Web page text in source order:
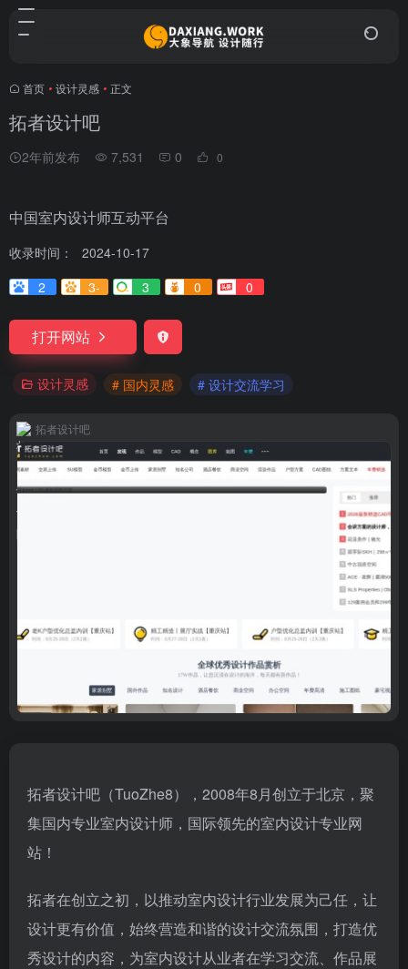
首页 • 设计灵感 • 正文
拓者设计吧
2年前发布 7,531 0 0
中国室内设计师互动平台
收录时间：
2024-10-17
2
3- 3 0 0
打开网站
设计灵感 # 国内灵感 # 设计交流学习
拓者设计吧
拓者设计吧（TuoZhe8），2008年8月创立于北京，聚
集国内专业室内设计师，国际领先的室内设计专业网
站！
拓者在创立之初，以推动室内设计行业发展为己任，让
设计更有价值，始终营造和谐的设计交流氛围，打造优
秀设计的内容，为室内设计从业者在学习交流、作品展